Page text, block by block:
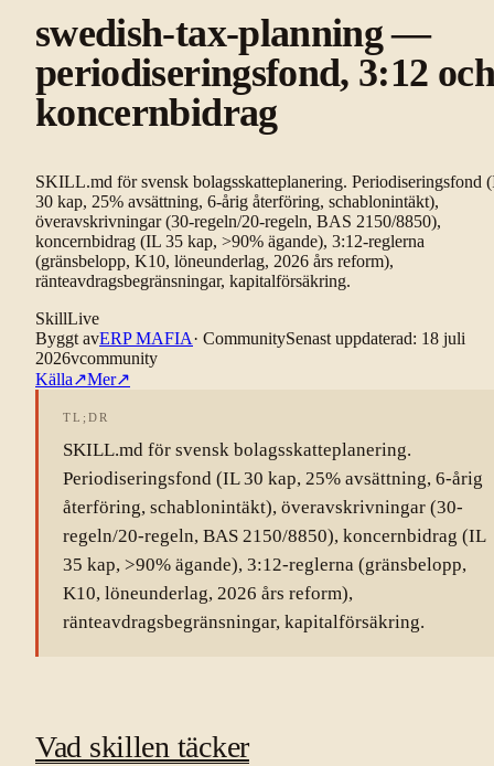
swedish-tax-planning —
periodiseringsfond, 3:12 och
koncernbidrag
SKILL.md för svensk bolagsskatteplanering. Periodiseringsfond
30 kap, 25% avsättning, 6-årig återföring, schablonintäkt),
överavskrivningar (30-regeln/20-regeln, BAS 2150/8850),
koncernbidrag (IL 35 kap, >90% ägande), 3:12-reglerna
(gränsbelopp, K10, löneunderlag, 2026 års reform),
ränteavdragsbegränsningar, kapitalförsäkring.
SkillLive
Byggt avERP MAFIA· CommunitySenast uppdaterad: 18 juli
2026vcommunity
Källa↗Mer↗
TL;DR
SKILL.md för svensk bolagsskatteplanering.
Periodiseringsfond (IL 30 kap, 25% avsättning, 6-årig
återföring, schablonintäkt), överavskrivningar (30-
regeln/20-regeln, BAS 2150/8850), koncernbidrag (IL
35 kap, >90% ägande), 3:12-reglerna (gränsbelopp,
K10, löneunderlag, 2026 års reform),
ränteavdragsbegränsningar, kapitalförsäkring.
Vad skillen täcker